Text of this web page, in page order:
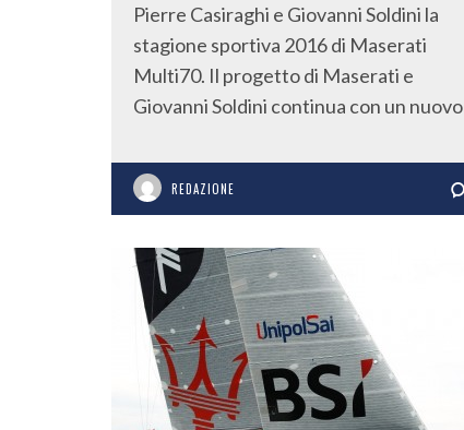
Pierre Casiraghi e Giovanni Soldini la
stagione sportiva 2016 di Maserati
Multi70. Il progetto di Maserati e
Giovanni Soldini continua con un nuovo
REDAZIONE